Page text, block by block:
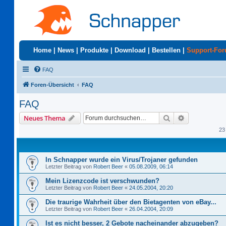
Home News Produkte Download Bestellen Support-
FAQ
Foren-Übersicht FAQ
FAQ
Neues Thema Suche
23
In Schnapper wurde ein Virus/Trojaner gefunden
Letzter Beitrag von Robert Beer « 05.08.2009, 06:14
Mein Lizenzcode ist verschwunden?
Letzter Beitrag von Robert Beer « 24.05.2004, 20:20
Die traurige Wahrheit über den Bietagenten von eBay...
Letzter Beitrag von Robert Beer « 26.04.2004, 20:09
Ist es nicht besser, 2 Gebote nacheinander abzugeben?